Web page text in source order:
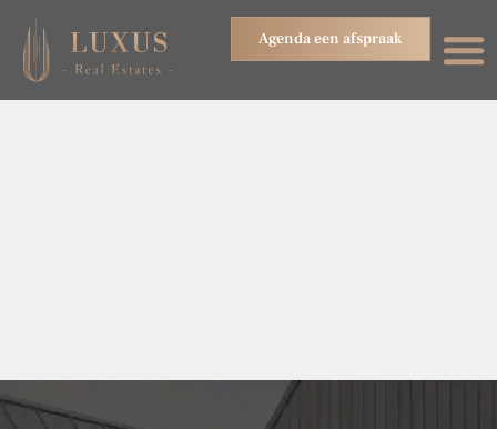
Agenda een afspraak